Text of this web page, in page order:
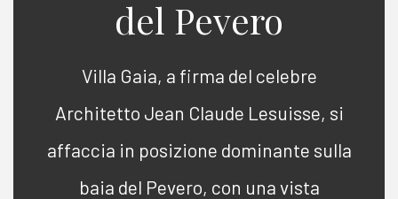
del Pevero
Villa Gaia, a firma del celebre
Architetto Jean Claude Lesuisse, si
affaccia in posizione dominante sulla
baia del Pevero, con una vista